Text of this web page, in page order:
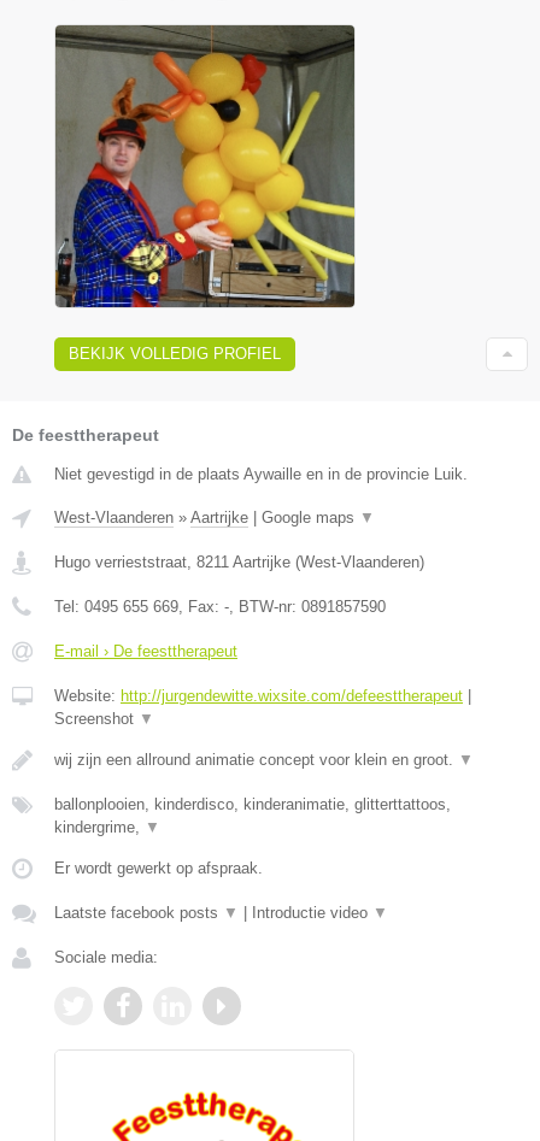
BEKIJK VOLLEDIG PROFIEL
De feesttherapeut
Niet gevestigd in de plaats Aywaille en in de provincie Luik.
West-Vlaanderen » Aartrijke | Google maps ▼
Hugo verrieststraat 8211 Aartrijke (West-Vlaanderen)
Tel: 0495 655 669 , Fax: - , BTW-nr: 0891857590
E-mail › De feesttherapeut
Website: http://jurgendewitte.wixsite.com/defeesttherapeut |
Screenshot ▼
wij zijn een allround animatie concept voor klein en groot. ▼
ballonplooien, kinderdisco, kinderanimatie, glitterttattoos,
kindergrime,
▼
Er wordt gewerkt op afspraak.
Laatste facebook posts ▼ | Introductie video ▼
Sociale media: